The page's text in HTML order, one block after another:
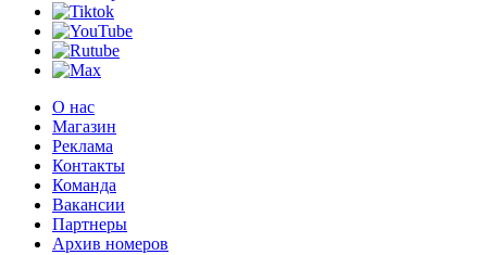
О нас
Магазин
Реклама
Контакты
Команда
Вакансии
Партнеры
Архив номеров